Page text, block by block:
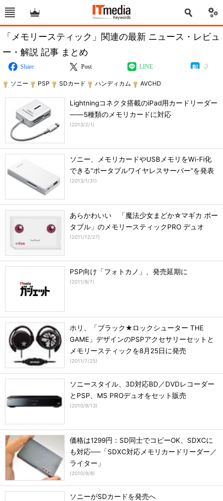
「メモリースティック」関連の最新 ニュース・レビュ
ー・解説 記事 まとめ
Share Post LINE
ソニー PSP SDカード ハンディカム AVCHD
Lightningコネクタ搭載のiPad用カードリーダー
――5種類のメモリカードに対応
(2013/2/1)
ソニー、メモリカードやUSBメモリをWi-Fi化
できる“ポータブルワイヤレスサーバー”を発表
(2013/1/31)
あらかわいい 「魔法少女まどか☆マギカ ポー
タブル」のメモリースティックPRO デュオ
(2011/12/27)
PSP向け「フォトカノ」、発売延期に
(2011/9/7)
ホリ、「ブラック★ロックシューター THE
GAME」デザインのPSPアクセサリーセットと
メモリースティックを8月25日に発売
(2011/7/25)
ソニースタイル、3D対応BD／DVDレコーダー
とPSP、MS PROデュオをセット販売
(2010/9/13)
価格は1299円：SD同士でコピーOK、SDXCに
も対応──「SDXC対応メモリカードリーダー／
ライター」
(2010/9/8)
ソニーがSDカードを発売へ